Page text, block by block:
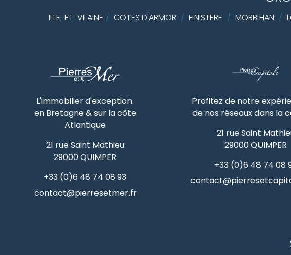
ILLE-ET-VILAINE / COTES D'ARMOR / FINISTERE / MORBIHAN /
L'immobilier d'exception
en Bretagne & sur la côte
Atlantique
21 rue Saint Mathieu
29000QUIMPER
+33 (0)6 48 74 08 93
contact@pierresetmer.fr
Profitez de notre
de nos réseaux dans la
21 rue Saint
29000QUIMPER
+33 (0)6 48 74 08